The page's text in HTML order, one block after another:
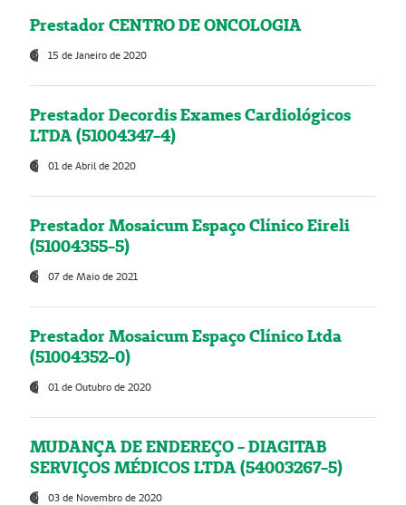
Prestador CENTRO DE ONCOLOGIA
15 de Janeiro de 2020
Prestador Decordis Exames Cardiológicos
LTDA (51004347-4)
01 de Abril de 2020
Prestador Mosaicum Espaço Clínico Eireli
(51004355-5)
07 de Maio de 2021
Prestador Mosaicum Espaço Clínico Ltda
(51004352-0)
01 de Outubro de 2020
MUDANÇA DE ENDEREÇO - DIAGITAB
SERVIÇOS MÉDICOS LTDA (54003267-5)
03 de Novembro de 2020